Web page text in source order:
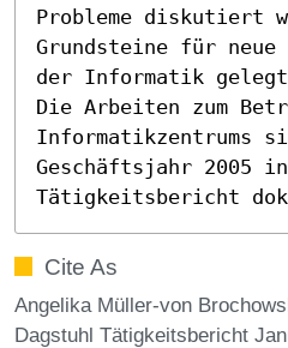
Probleme diskutiert
Grundsteine für neue
der Informatik gelegt
Die Arbeiten zum
Informatikzentrums
Geschäftsjahr 2005
Tätigkeitsbericht
Cite As
Angelika Müller-von
Dagstuhl Tätigkeitsbericht